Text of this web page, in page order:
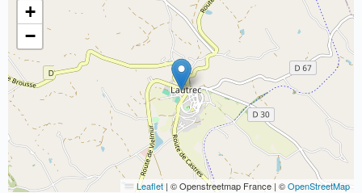
+
−
Leaflet | © Openstreetmap France | ©OpenStreetMap